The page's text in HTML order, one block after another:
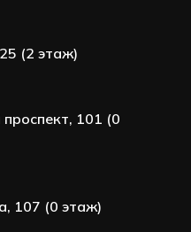
(2 этаж)
101 (0
107 (0 этаж)